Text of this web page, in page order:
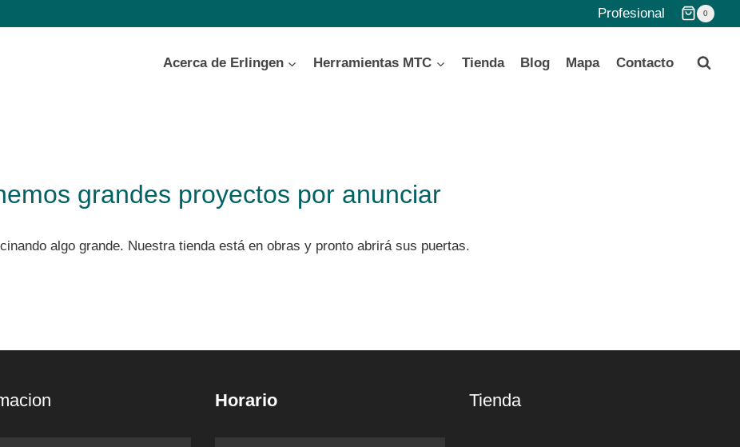
Profesional 0
Acerca de Erlingen Herramientas MTC Tienda Blog Mapa Contacto
grandes proyectos por anunciar
algo grande. Nuestra tienda está en obras y pronto abrirá sus puertas.
Horario Tienda